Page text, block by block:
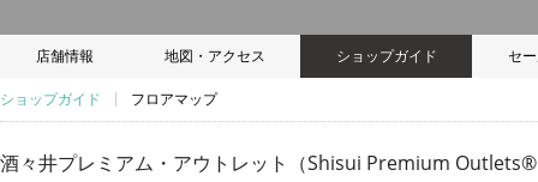
店舗情報 地図・アクセス ショップガイド セ
ショップガイド フロアマップ
酒々井プレミアム・アウトレット（Shisui Premium